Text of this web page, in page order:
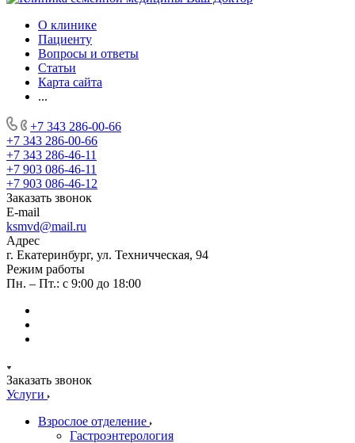
О клинике
Пациенту
Вопросы и ответы
Статьи
Карта сайта
...
+7 343 286-00-66
+7 343 286-00-66
+7 343 286-46-11
+7 903 086-46-11
+7 903 086-46-12
Заказать звонок
E-mail
ksmvd@mail.ru
Адрес
г. Екатеринбург, ул. Техничческая, 94
Режим работы
Пн. – Пт.: с 9:00 до 18:00
Заказать звонок
Услуги
Взрослое отделение
Гастроэнтерология